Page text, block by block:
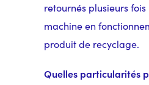
retournés plusieurs
machine en
produit de recyclage.
Quelles particularités